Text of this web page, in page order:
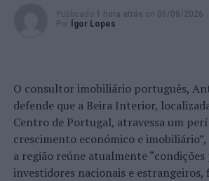
Publicado 1 hora atrás on 06/08/2026
Por
Ígor Lopes
O consultor imobiliário português,
defende que a Beira Interior,
Centro de Portugal, atravessa um
crescimento económico e
a região reúne atualmente
investidores nacionais e estrangeiros,